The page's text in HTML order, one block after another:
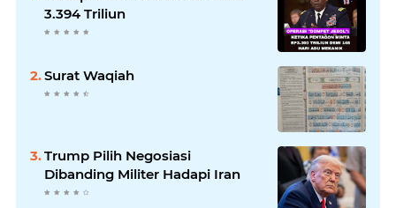
3.394 Triliun
Surat Waqiah
Trump Pilih Negosiasi
Dibanding Militer Hadapi Iran